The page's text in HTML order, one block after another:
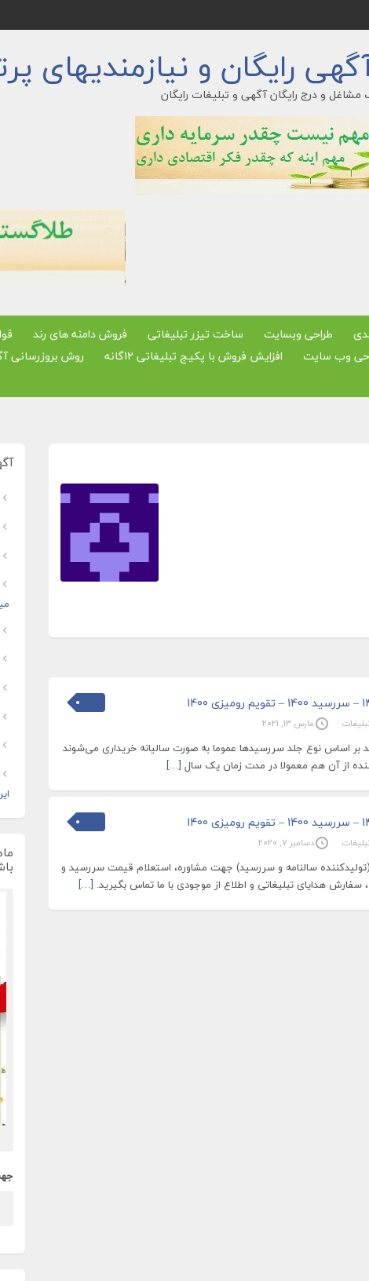
رایگان و نیازمندیهای
مشاغل و درج رایگان آگهی و تبلیغات رایگان
طراحی وبسایت ساخت تیزر تبلیغاتی فروش دامنه های رند
وب سایت
افزایش فروش با پکیج تبلیغاتی 12گانه روش بروزرسانی
مارس 13, 2021
بر اساس نوع جلد سررسید‌ها عموما به صورت سالیانه خریداری می‌شوند
از آن هم معمولا در مدت زمان یک سال […]
دسامبر 7, 2020
سالنامه و سررسید) جهت مشاوره، استعلام قیمت سررسید و
[…]